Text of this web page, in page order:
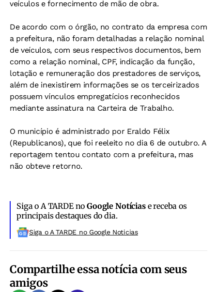
veículos e fornecimento de mão de obra.
De acordo com o órgão, no contrato da empresa com
a prefeitura, não foram detalhadas a relação nominal
de veículos, com seus respectivos documentos, bem
como a relação nominal, CPF, indicação da função,
lotação e remuneração dos prestadores de serviços,
além de inexistirem informações se os terceirizados
possuem vínculos empregatícios reconhecidos
mediante assinatura na Carteira de Trabalho.
O município é administrado por Eraldo Félix
(Republicanos), que foi reeleito no dia 6 de outubro. A
reportagem tentou contato com a prefeitura, mas
não obteve retorno.
Siga o A TARDE noGoogle Notíciase receba os
principais destaques do dia.
Siga o A TARDE no Google Noticias
Compartilhe essa notícia com seus
amigos